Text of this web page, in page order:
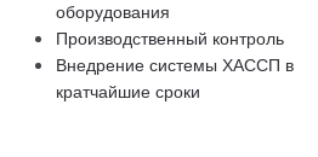
оборудования
Производственный контроль
Внедрение системы ХАССП в
кратчайшие сроки